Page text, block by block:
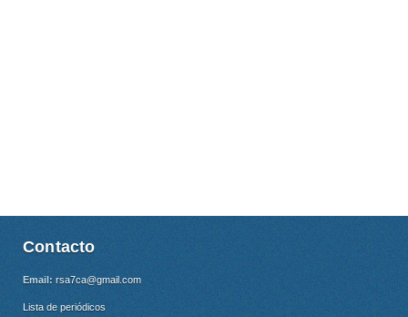
Contacto
Email: rsa7ca@gmail.com
Lista de periódicos